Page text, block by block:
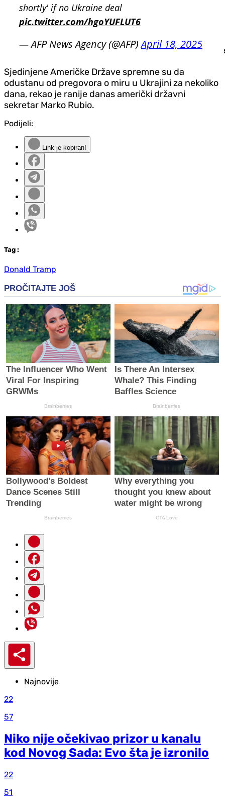
shortly' if no Ukraine deal
pic.twitter.com/hgoYUFLUT6
— AFP News Agency (@AFP)April 18, 2025
Sjedinjene Američke Države spremne su da
odustanu od pregovora o miru u Ukrajini za nekoliko
dana, rekao je ranije danas američki državni
sekretar Marko Rubio.
Podijeli:
Link je kopiran!
Tag :
Donald Tramp
Najnovije
22
57
Niko nije očekivao prizor u kanalu
kod Novog Sada: Evo šta je izronilo
22
51